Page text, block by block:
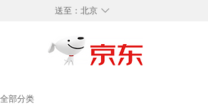
◇
送至： 北京
全部分类